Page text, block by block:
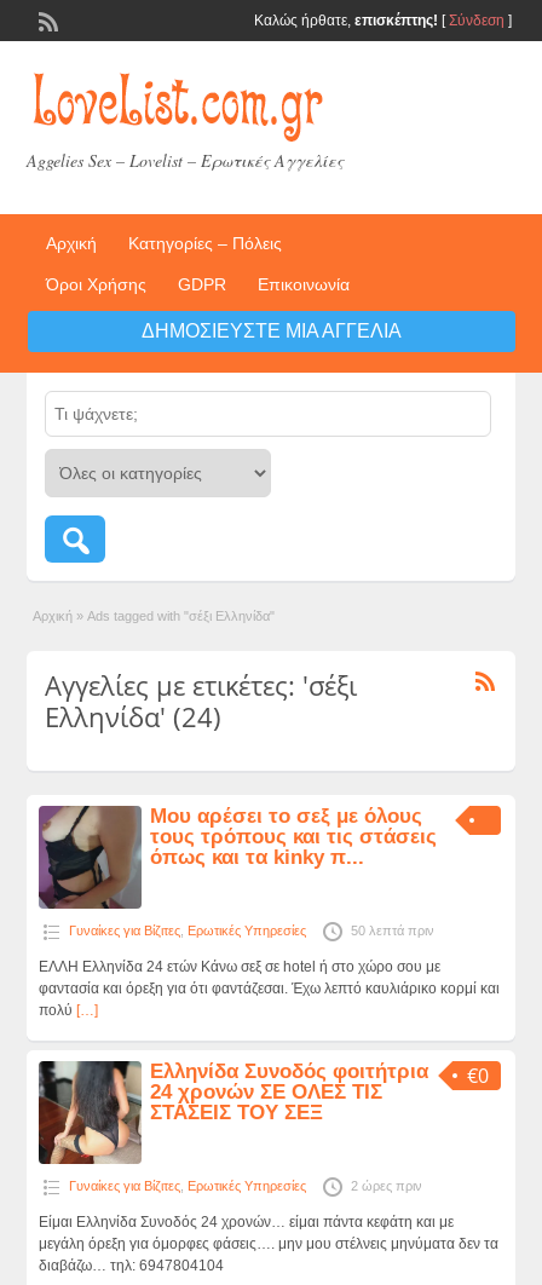
Καλώς ήρθατε, επισκέπτης! [Σύνδεση ]
Aggelies Sex – Lovelist – Ερωτικές Αγγελίες
Αρχική Κατηγορίες – Πόλεις
Όροι Χρήσης GDPR Επικοινωνία
ΔΗΜΟΣΙΕΎΣΤΕ ΜΙΑ ΑΓΓΕΛΊΑ
Αρχική » Ads tagged with "σέξι Ελληνίδα"
Αγγελίες με ετικέτες: 'σέξι
Ελληνίδα' (24)
Μου αρέσει το σεξ με όλους
τους τρόπους και τις στάσεις
όπως και τα kinky π...
Γυναίκες για Βίζιτες, Ερωτικές Υπηρεσίες 50 λεπτά πριν
ΕΛΛΗ Ελληνίδα 24 ετών Κάνω σεξ σε hotel ή στο χώρο σου με
φαντασία και όρεξη για ότι φαντάζεσαι. Έχω λεπτό καυλιάρικο κορμί και
πολύ […]
€0
Ελληνίδα Συνοδός φοιτήτρια
24 χρονών ΣΕ ΟΛΕΣ ΤΙΣ
ΣΤΑΣΕΙΣ ΤΟΥ ΣΕΞ
Γυναίκες για Βίζιτες, Ερωτικές Υπηρεσίες 2 ώρες πριν
Είμαι Ελληνίδα Συνοδός 24 χρονών… είμαι πάντα κεφάτη και με
μεγάλη όρεξη για όμορφες φάσεις…. μην μου στέλνεις μηνύματα δεν τα
διαβάζω… τηλ: 6947804104